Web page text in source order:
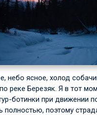
небо ясное, холод
реке Березяк. Я в тот
ботинки при движении
полностью, поэтому